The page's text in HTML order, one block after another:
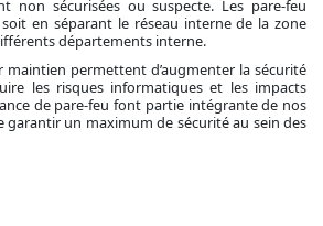
en séparant le réseau interne de la zone
départements interne.
maintien permettent d’augmenter la sécurité
les risques informatiques et les impacts
de pare-feu font partie intégrante de nos
un maximum de sécurité au sein des